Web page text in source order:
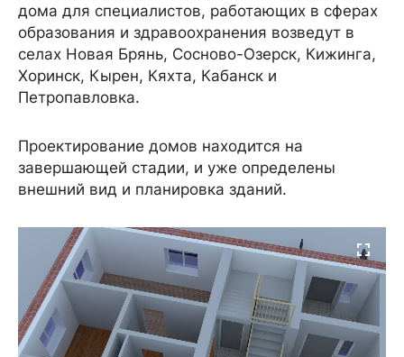
дома для специалистов, работающих в сферах
образования и здравоохранения возведут в
селах Новая Брянь, Сосново-Озерск, Кижинга,
Хоринск, Кырен, Кяхта, Кабанск и
Петропавловка.
Проектирование домов находится на
завершающей стадии, и уже определены
внешний вид и планировка зданий.